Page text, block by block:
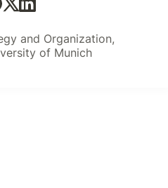
and Organization,
of Munich